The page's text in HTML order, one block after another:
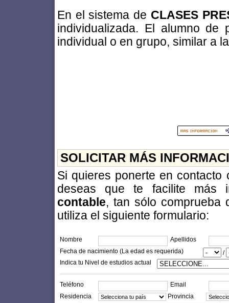
En el sistema de CLASES
individualizada. El alumno de
individual o en grupo, similar a
SOLICITAR MÁS
Si quieres ponerte en contacto
deseas que te facilite más
contable, tan sólo comprueba
utiliza el siguiente formulario:
Nombre
Apellidos
Fecha de nacimiento (La edad es requerida)
/
Indica tu Nivel de estudios actual
Teléfono
Email
Residencia
Provincia